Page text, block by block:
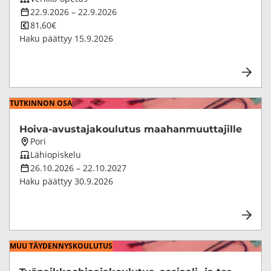
opetustapa
Koulutuksen
kesto
22.9.2026 – 22.9.2026
Koulutuksen
hinta
81,60€
Haku päättyy 15.9.2026
TUT­KIN­NON OSA
Hoiva-​avustajakoulutus maa­han­muut­ta­jil­le
Koulutuksen
paikkakunta
Pori
Koulutuksen
opetustapa
Lähiopiskelu
Koulutuksen
kesto
26.10.2026 – 22.10.2027
Haku päättyy 30.9.2026
MUU TÄY­DEN­NYS­KOU­LU­TUS